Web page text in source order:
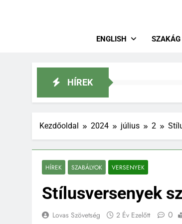
ENGLISH SZAKÁG
HÍREK
Kezdőoldal 2024 július 2
HÍREK SZABÁLYOK VERSENYEK
Stílusversenyek
Lovas Szövetség 2 Év Ezelőtt 0